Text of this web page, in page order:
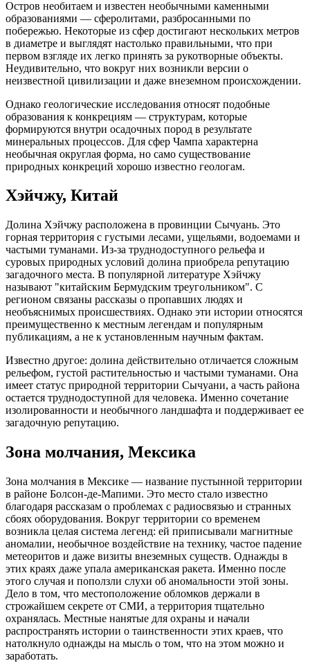
Остров необитаем и известен необычными каменными
образованиями — сферолитами, разбросанными по
побережью. Некоторые из сфер достигают нескольких метров
в диаметре и выглядят настолько правильными, что при
первом взгляде их легко принять за рукотворные объекты.
Неудивительно, что вокруг них возникли версии о
неизвестной цивилизации и даже внеземном происхождении.
Однако геологические исследования относят подобные
образования к конкрециям — структурам, которые
формируются внутри осадочных пород в результате
минеральных процессов. Для сфер Чампа характерна
необычная округлая форма, но само существование
природных конкреций хорошо известно геологам.
Хэйчжу, Китай
Долина Хэйчжу расположена в провинции Сычуань. Это
горная территория с густыми лесами, ущельями, водоемами и
частыми туманами. Из-за труднодоступного рельефа и
суровых природных условий долина приобрела репутацию
загадочного места. В популярной литературе Хэйчжу
называют "китайским Бермудским треугольником". С
регионом связаны рассказы о пропавших людях и
необъяснимых происшествиях. Однако эти истории относятся
преимущественно к местным легендам и популярным
публикациям, а не к установленным научным фактам.
Известно другое: долина действительно отличается сложным
рельефом, густой растительностью и частыми туманами. Она
имеет статус природной территории Сычуани, а часть района
остается труднодоступной для человека. Именно сочетание
изолированности и необычного ландшафта и поддерживает ее
загадочную репутацию.
Зона молчания, Мексика
Зона молчания в Мексике — название пустынной территории
в районе Болсон-де-Мапими. Это место стало известно
благодаря рассказам о проблемах с радиосвязью и странных
сбоях оборудования. Вокруг территории со временем
возникла целая система легенд: ей приписывали магнитные
аномалии, необычное воздействие на технику, частое падение
метеоритов и даже визиты внеземных существ. Однажды в
этих краях даже упала американская ракета. Именно после
этого случая и поползли слухи об аномальности этой зоны.
Дело в том, что местоположение обломков держали в
строжайшем секрете от СМИ, а территория тщательно
охранялась. Местные нанятые для охраны и начали
распространять истории о таинственности этих краев, что
натолкнуло однажды на мысль о том, что на этом можно и
заработать.